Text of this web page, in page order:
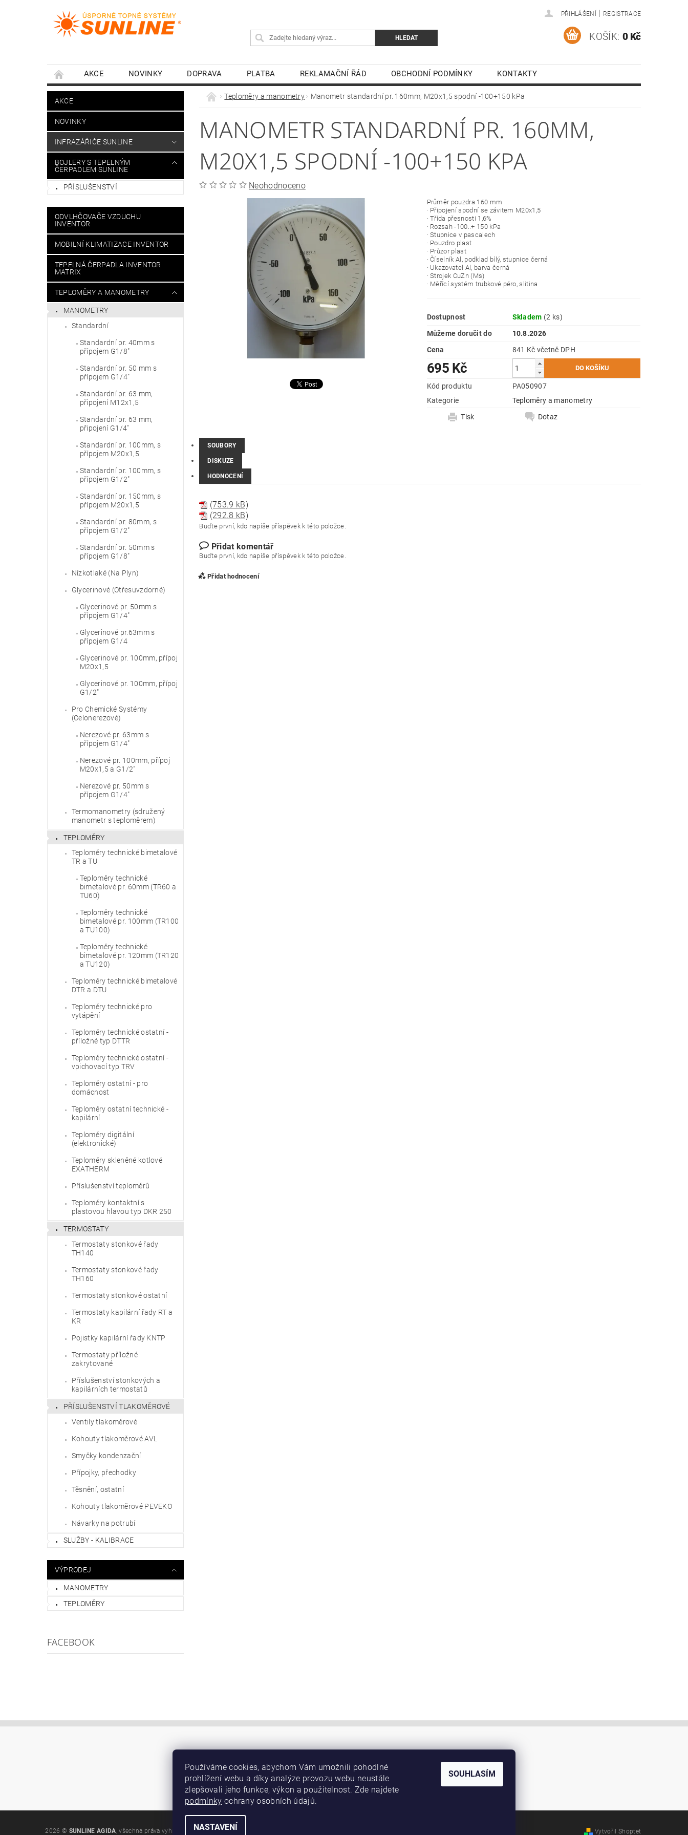
PŘIHLÁŠENÍ | REGISTRACE
KOŠÍK: 0 Kč
AKCE NOVINKY DOPRAVA PLATBA REKLAMAČNÍ ŘÁD OBCHODNÍ PODMÍNKY KONTAKTY
AKCE
NOVINKY
INFRAZÁŘIČE SUNLINE
BOJLERY S TEPELNÝM
ČERPADLEM SUNLINE
PŘÍSLUŠENSTVÍ
ODVLHČOVAČE VZDUCHU
INVENTOR
MOBILNÍ KLIMATIZACE INVENTOR
TEPELNÁ ČERPADLA INVENTOR
MATRIX
TEPLOMĚRY A MANOMETRY
MANOMETRY
Standardní
Standardní pr. 40mm s
přípojem G1/8"
Standardní pr. 50 mm s
přípojem G1/4"
Standardní pr. 63 mm,
připojení M12x1,5
Standardní pr. 63 mm,
připojení G1/4"
Standardní pr. 100mm, s
přípojem M20x1,5
Standardní pr. 100mm, s
přípojem G1/2"
Standardní pr. 150mm, s
přípojem M20x1,5
Standardní pr. 80mm, s
přípojem G1/2"
Standardní pr. 50mm s
přípojem G1/8"
Nízkotlaké (Na Plyn)
Glycerinové (Otřesuvzdorné)
Glycerinové pr. 50mm s
přípojem G1/4"
Glycerinové pr.63mm s
přípojem G1/4
Glycerinové pr. 100mm, přípoj
M20x1,5
Glycerinové pr. 100mm, přípoj
G1/2"
Pro Chemické Systémy
(Celonerezové)
Nerezové pr. 63mm s
přípojem G1/4"
Nerezové pr. 100mm, přípoj
M20x1,5 a G1/2"
Nerezové pr. 50mm s
přípojem G1/4"
Termomanometry (sdružený
manometr s teploměrem)
TEPLOMĚRY
Teploměry technické bimetalové
TR a TU
Teploměry technické
bimetalové pr. 60mm (TR60 a
TU60)
Teploměry technické
bimetalové pr. 100mm (TR100
a TU100)
Teploměry technické
bimetalové pr. 120mm (TR120
a TU120)
Teploměry technické bimetalové
DTR a DTU
Teploměry technické pro
vytápění
Teploměry technické ostatní -
příložné typ DTTR
Teploměry technické ostatní -
vpichovací typ TRV
Teploměry ostatní - pro
domácnost
Teploměry ostatní technické -
kapilární
Teploměry digitální
(elektronické)
Teploměry skleněné kotlové
EXATHERM
Příslušenství teploměrů
Teploměry kontaktní s
plastovou hlavou typ DKR 250
TERMOSTATY
Termostaty stonkové řady
TH140
Termostaty stonkové řady
TH160
Termostaty stonkové ostatní
Termostaty kapilární řady RT a
KR
Pojistky kapilární řady KNTP
Termostaty příložné
zakrytované
Příslušenství stonkových a
kapilárních termostatů
PŘÍSLUŠENSTVÍ TLAKOMĚROVÉ
Ventily tlakoměrové
Kohouty tlakoměrové AVL
Smyčky kondenzační
Přípojky, přechodky
Těsnění, ostatní
Kohouty tlakoměrové PEVEKO
Návarky na potrubí
SLUŽBY - KALIBRACE
VÝPRODEJ
MANOMETRY
TEPLOMĚRY
FACEBOOK
Teploměry a manometry Manometr standardní pr. 160mm, M20x1,5 spodní -100+150 kPa
MANOMETR STANDARDNÍ PR. 160MM,
M20X1,5 SPODNÍ -100+150 KPA
Neohodnoceno
Průměr pouzdra 160 mm
· Připojení spodní se závitem M20x1,5
· Třída přesnosti 1,6%
· Rozsah -100..+ 150 kPa
· Stupnice v pascalech
· Pouzdro plast
· Průzor plast
· Číselník Al, podklad bílý, stupnice černá
· Ukazovatel Al, barva černá
· Strojek CuZn (Ms)
· Měřící systém trubkové péro, slitina
Dostupnost Skladem (2 ks)
Můžeme doručit do
10.8.2026
Cena
841 Kč včetně DPH
695 Kč
Kód produktu
PA050907
Kategorie
Teploměry a manometry
Tisk
Dotaz
SOUBORY
DISKUZE
HODNOCENÍ
(753.9 kB)
(292.8 kB)
Buďte první, kdo napíše příspěvek k této položce.
Přidat komentář
Buďte první, kdo napíše příspěvek k této položce.
Přidat hodnocení
2026 © SUNLINE AGIDA, všechna práva vyhrazena Vytvořil Shoptet
Používáme cookies, abychom Vám umožnili pohodlné
prohlížení webu a díky analýze provozu webu neustále
zlepšovali jeho funkce, výkon a použitelnost. Zde najdete
podmínky ochrany osobních údajů.
NASTAVENÍ
SOUHLASÍM